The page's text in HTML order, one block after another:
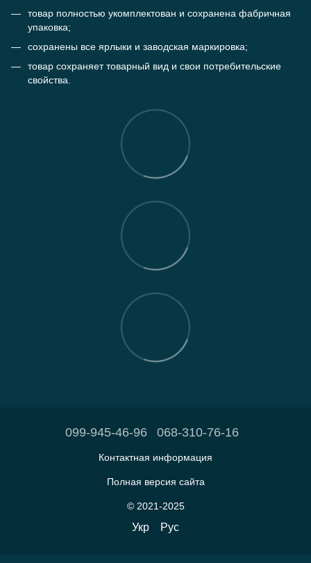
товар полностью укомплектован и сохранена фабричная
упаковка;
сохранены все ярлыки и заводская маркировка;
товар сохраняет товарный вид и свои потребительские
свойства.
099-945-46-96 068-310-76-16
Контактная информация
Полная версия сайта
© 2021-2025
Укр Рус